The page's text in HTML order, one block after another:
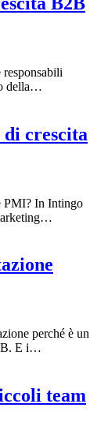
della…
crescita
PMI? In Intingo
…
perché è un
E i…
team